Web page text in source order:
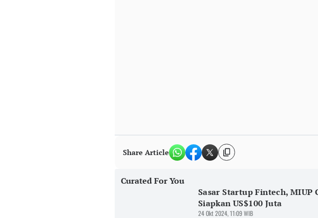
Share Article
Curated For You
Sasar Startup Fintech, MIUP
Siapkan US$100 Juta
24 Okt 2024, 11:09 WIB